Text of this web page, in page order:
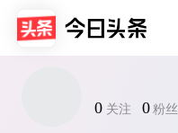
0 关注 0 粉丝